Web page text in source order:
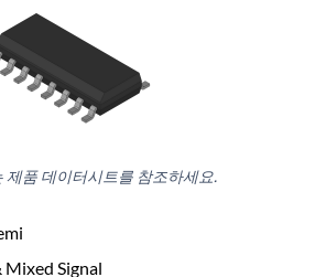
제품 데이터시트를 참조하세요.
Mixed Signal